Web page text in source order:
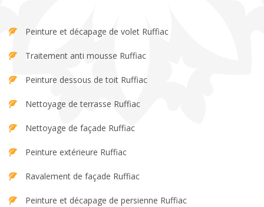
Peinture et décapage de volet Ruffiac
Traitement anti mousse Ruffiac
Peinture dessous de toit Ruffiac
Nettoyage de terrasse Ruffiac
Nettoyage de façade Ruffiac
Peinture extérieure Ruffiac
Ravalement de façade Ruffiac
Peinture et décapage de persienne Ruffiac